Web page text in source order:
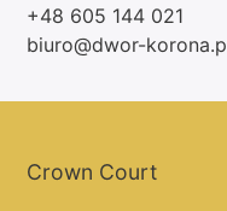
+48 605 144 021
biuro@dwor-
Crown Court